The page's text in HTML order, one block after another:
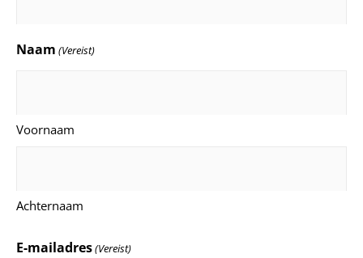
Naam (Vereist)
Voornaam
Achternaam
E-mailadres(Vereist)